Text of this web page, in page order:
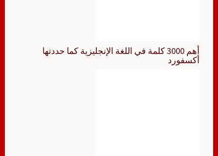
أهم 3000 كلمة في اللغة الإنجليزية كما حددتها
أكسفورد